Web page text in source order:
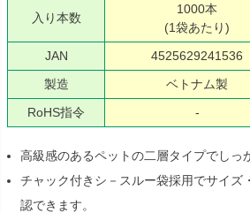
入り本数
1000本
(1袋あたり)
JAN
4525629241536
製造
ベトナム製
RoHS指令
-
高級感のあるペットの二層タイプでしっ
チャック付きシ－スルー袋採用でサイズ
認できます。